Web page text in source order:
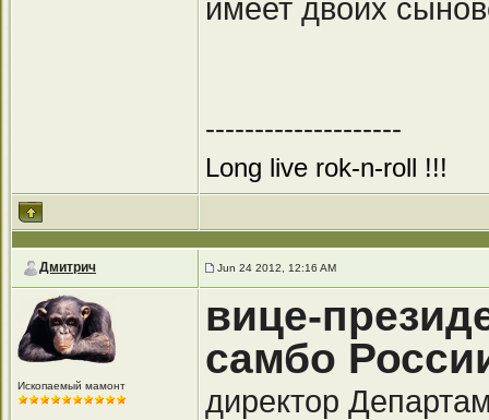
имеет двоих
--------------------
Long live rok-n-roll !!!
Дмитрич Jun 24 2012, 12:16 AM
Ископаемый мамонт
вице-
самбо
директор